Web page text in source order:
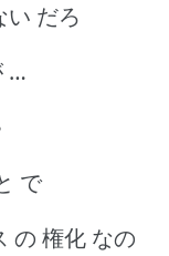
い だろ
…
で
の 権化 なの